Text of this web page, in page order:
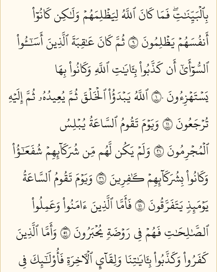
بِٱلۡبَيِّنَٰتِۖ فَمَا كَانَ ٱللَّهُ لِيَظۡلِمَهُمۡ وَلَٰكِن كَانُوٓاْ
أَنفُسَهُمۡ يَظۡلِمُونَ ٩
ثُمَّ كَانَ عَٰقِبَةَ ٱلَّذِينَ أَسَٰٓـُٔواْ
ٱلسُّوٓأَىٰٓ أَن كَذَّبُواْ بِـَٔايَٰتِ ٱللَّهِ وَكَانُواْ بِهَا
يَسۡتَهۡزِءُونَ ١٠
ٱللَّهُ يَبۡدَؤُاْ ٱلۡخَلۡقَ ثُمَّ يُعِيدُهُۥ ثُمَّ إِلَيۡهِ
تُرۡجَعُونَ ١١
وَيَوۡمَ تَقُومُ ٱلسَّاعَةُ يُبۡلِسُ
ٱلۡمُجۡرِمُونَ ١٢
وَلَمۡ يَكُن لَّهُم مِّن شُرَكَآئِهِمۡ شُفَعَٰٓؤُاْ
وَكَانُواْ بِشُرَكَآئِهِمۡ كَٰفِرِينَ ١٣
وَيَوۡمَ تَقُومُ ٱلسَّاعَةُ
يَوۡمَئِذٖ يَتَفَرَّقُونَ ١٤
فَأَمَّا ٱلَّذِينَ ءَامَنُواْ وَعَمِلُواْ
ٱلصَّٰلِحَٰتِ فَهُمۡ فِي رَوۡضَةٖ يُحۡبَرُونَ ١٥
وَأَمَّا ٱلَّذِينَ
كَفَرُواْ وَكَذَّبُواْ بِـَٔايَٰتِنَا وَلِقَآيِٕ ٱلۡأٓخِرَةِ فَأُوْلَٰٓئِكَ فِي